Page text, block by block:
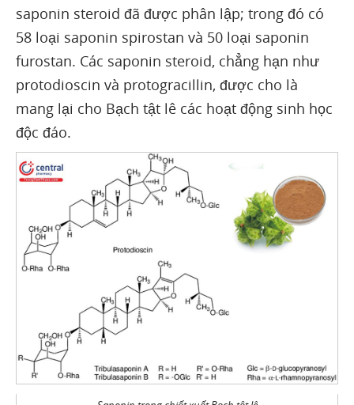
saponin steroid đã được phân lập; trong đó có
58 loại saponin spirostan và 50 loại saponin
furostan. Các saponin steroid, chẳng hạn như
protodioscin và protogracillin, được cho là
mang lại cho Bạch tật lê các hoạt động sinh học
độc đáo.